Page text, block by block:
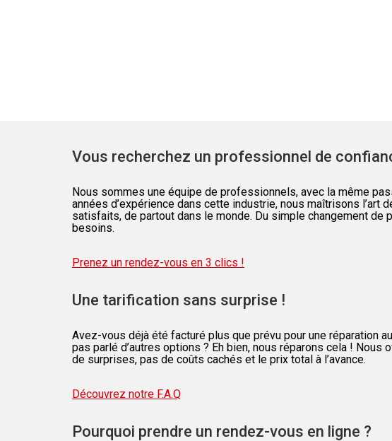
Vous recherchez un professionnel de
Nous sommes une équipe de professionnels, avec la même
années d’expérience dans cette industrie, nous maîtrisons
satisfaits, de partout dans le monde. Du simple changement de
besoins.
Prenez un rendez-vous en 3 clics !
Une tarification sans surprise !
Avez-vous déjà été facturé plus que prévu pour une réparation
pas parlé d’autres options ? Eh bien, nous réparons cela !
de surprises, pas de coûts cachés et le prix total à l’avance.
Découvrez notre F.A.Q
Pourquoi prendre un rendez-vous en ligne ?